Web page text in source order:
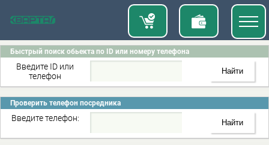
Быстрый поиск обьекта по ID или номеру телефона
Введите ID или
телефон
Проверить телефон посредника
Введите телефон: